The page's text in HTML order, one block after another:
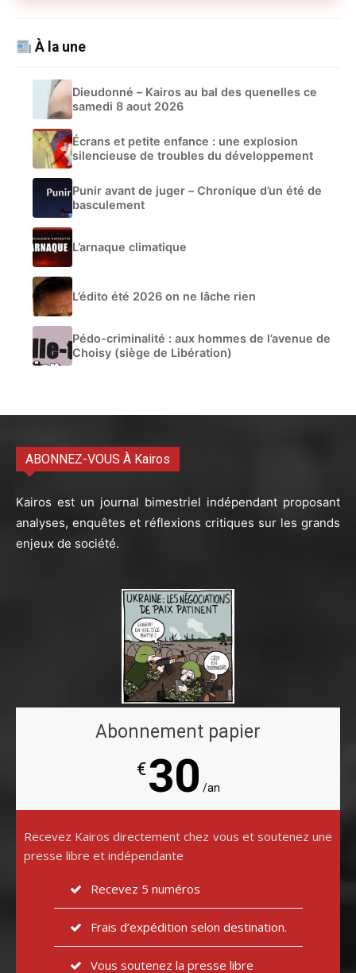
À la une
Dieudonné – Kairos au bal des quenelles ce
samedi 8 aout 2026
Écrans et petite enfance : une explosion
silencieuse de troubles du développement
Punir avant de juger – Chronique d’un été de
basculement
L’arnaque climatique
L’édito été 2026 on ne lâche rien
Pédo-criminalité : aux hommes de l’avenue de
Choisy (siège de Libération)
ABONNEZ-VOUS À Kairos
Kairos est un journal bimestriel indépendant proposant
analyses, enquêtes et réflexions critiques sur les grands
enjeux de société.
Abonnement papier
€30 /an
Recevez Kairos directement chez vous et soutenez une
presse libre et indépendante
Recevez 5 numéros
Frais d’expédition selon destination.
Vous soutenez la presse libre